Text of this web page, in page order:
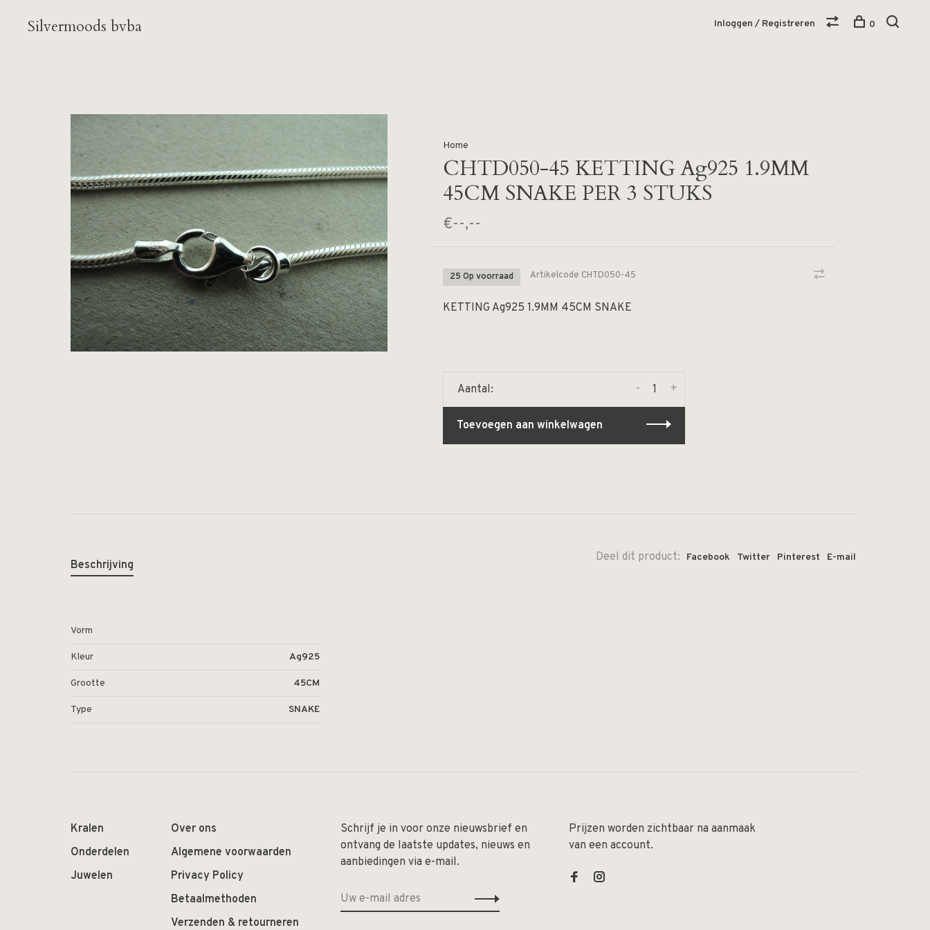
Silvermoods bvba Inloggen / Registreren 0
Home
CHTD050-45 KETTING Ag925 1.9MM
45CM SNAKE PER 3 STUKS
€--,--
25 Op voorraad Artikelcode CHTD050-45
KETTING Ag925 1.9MM 45CM SNAKE
Aantal: +
-
Toevoegen aan winkelwagen
Deel dit product: Facebook Twitter Pinterest E-mail
Beschrijving
Vorm
Kleur Ag925
Grootte 45CM
Type SNAKE
Kralen
Onderdelen
Juwelen
Over ons
Algemene voorwaarden
Privacy Policy
Betaalmethoden
Verzenden & retourneren
Schrijf je in voor onze nieuwsbrief en
ontvang de laatste updates, nieuws en
aanbiedingen via e-mail.
Prijzen worden zichtbaar na aanmaak
van een account.